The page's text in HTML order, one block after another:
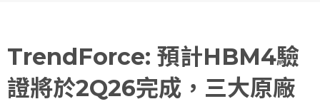
TrendForce: 預計HBM4驗
證將於2Q26完成，三大原廠